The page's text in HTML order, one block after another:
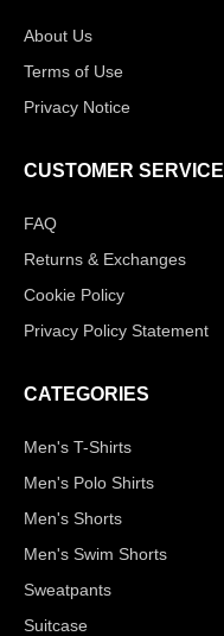
About Us
Terms of Use
Privacy Notice
CUSTOMER SERVICE
FAQ
Returns & Exchanges
Cookie Policy
Privacy Policy Statement
CATEGORIES
Men's T-Shirts
Men's Polo Shirts
Men's Shorts
Men's Swim Shorts
Sweatpants
Suitcase